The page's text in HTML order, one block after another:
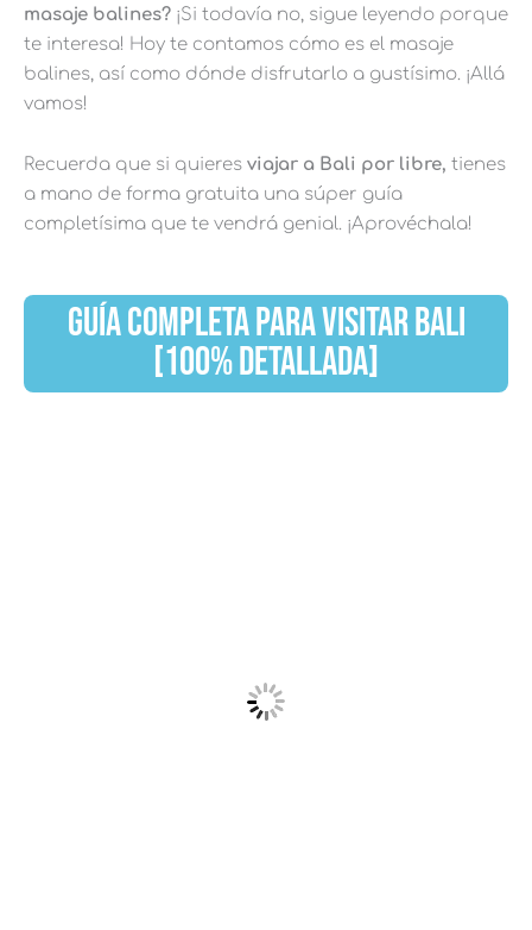
masaje balines? ¡Si todavía no, sigue leyendo porque
te interesa! Hoy te contamos cómo es el masaje
balines, así como dónde disfrutarlo a gustísimo. ¡Allá
vamos!
Recuerda que si quieres viajar a Bali por libre, tienes
a mano de forma gratuita una súper guía
completísima que te vendrá genial. ¡Aprovéchala!
GUÍA COMPLETA PARA VISITAR BALI
[100% DETALLADA]